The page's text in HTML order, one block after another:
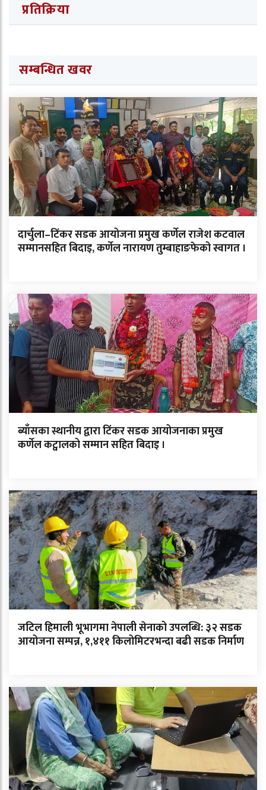
प्रतिक्रिया
सम्बन्धित खवर
दार्चुला–टिंकर सडक आयोजना प्रमुख कर्णेल राजेश कटवाल
सम्मानसहित बिदाइ, कर्णेल नारायण तुम्बाहाङफेको स्वागत ।
ब्याँसका स्थानीय द्वारा टिंकर सडक आयोजनाका प्रमुख
कर्णेल कट्वालको सम्मान सहित बिदाइ ।
जटिल हिमाली भूभागमा नेपाली सेनाको उपलब्धि: ३२ सडक
आयोजना सम्पन्न, १,४११ किलोमिटरभन्दा बढी सडक निर्माण